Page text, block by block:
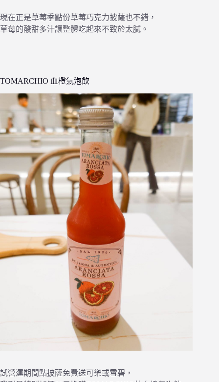
現在正是草莓季點份草莓巧克力披薩也不錯，
草莓的酸甜多汁讓整體吃起來不致於太膩。
TOMARCHIO 血橙氣泡飲
試營運期間點披薩免費送可樂或雪碧，